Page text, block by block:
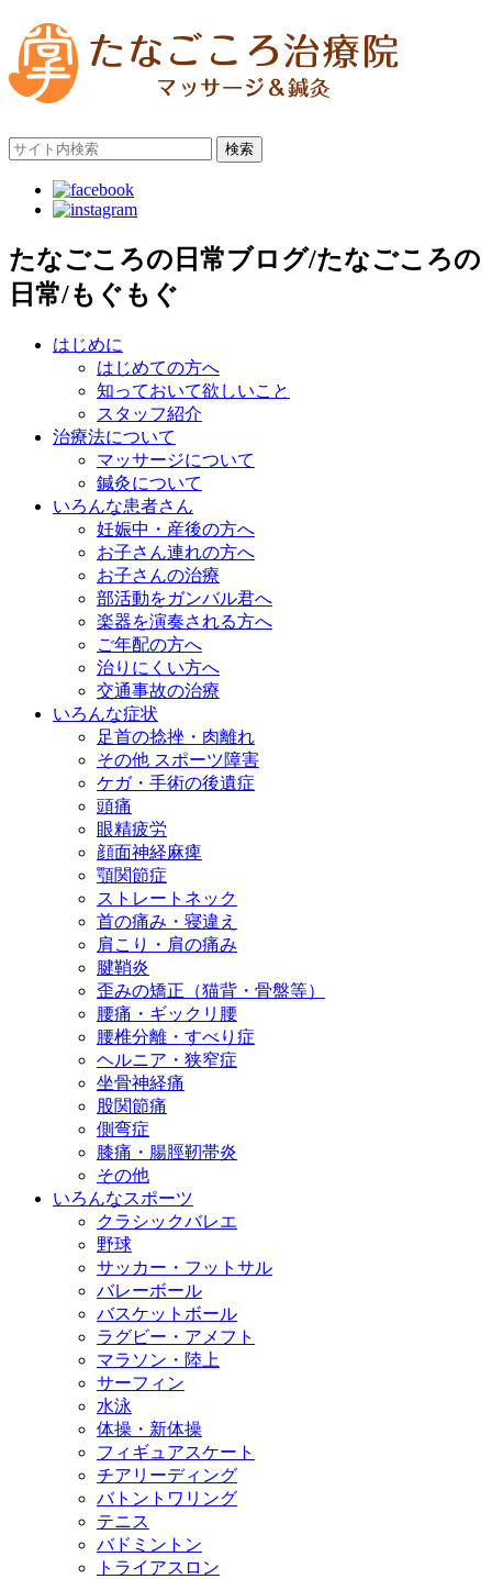
検索
たなごころの日常ブログ/たなごころの
日常/もぐもぐ
はじめに
はじめての方へ
知っておいて欲しいこと
スタッフ紹介
治療法について
マッサージについて
鍼灸について
いろんな患者さん
妊娠中・産後の方へ
お子さん連れの方へ
お子さんの治療
部活動をガンバル君へ
楽器を演奏される方へ
ご年配の方へ
治りにくい方へ
交通事故の治療
いろんな症状
足首の捻挫・肉離れ
その他 スポーツ障害
ケガ・手術の後遺症
頭痛
眼精疲労
顔面神経麻痺
顎関節症
ストレートネック
首の痛み・寝違え
肩こり・肩の痛み
腱鞘炎
歪みの矯正（猫背・骨盤等）
腰痛・ギックリ腰
腰椎分離・すべり症
ヘルニア・狭窄症
坐骨神経痛
股関節痛
側弯症
膝痛・腸脛靭帯炎
その他
いろんなスポーツ
クラシックバレエ
野球
サッカー・フットサル
バレーボール
バスケットボール
ラグビー・アメフト
マラソン・陸上
サーフィン
水泳
体操・新体操
フィギュアスケート
チアリーディング
バトントワリング
テニス
バドミントン
トライアスロン